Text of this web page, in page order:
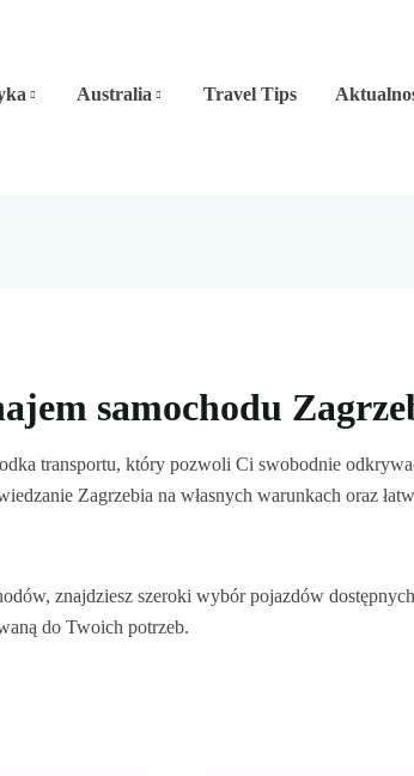
Australia Travel Tips
samochodu
transportu, który pozwoli Ci swobodnie
Zagrzebia na własnych warunkach oraz
znajdziesz szeroki wybór pojazdów
do Twoich potrzeb.